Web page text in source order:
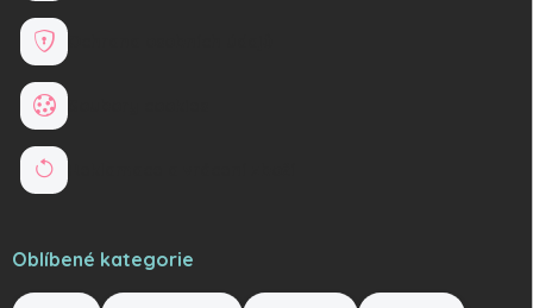
Oblíbené kategorie